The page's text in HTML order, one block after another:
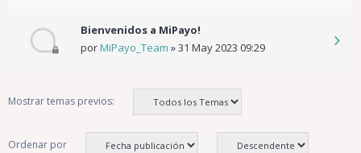
Bienvenidos a MiPayo!
porMiPayo_Team »31 May 2023 09:29
Mostrar temas previos:
Ordenar por